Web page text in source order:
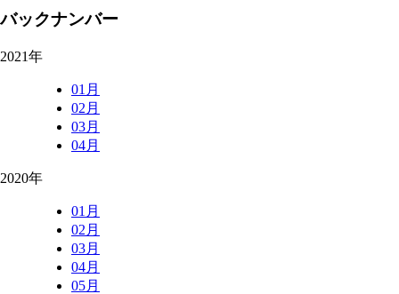
バックナンバー
2021年
01月
02月
03月
04月
2020年
01月
02月
03月
04月
05月